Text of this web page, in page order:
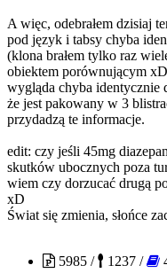
A więc, odebrałem dzisiaj
pod język i tabsy chyba
(klona brałem tylko raz
obiektem porównującym
wygląda chyba identycznie
że jest pakowany w 3
przydadzą te informacje.
edit: czy jeśli 45mg
skutków ubocznych poza
wiem czy dorzucać drugą
xD
Świat się zmienia, słońce
5985 /
1237 /